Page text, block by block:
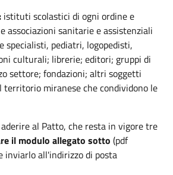
istituti scolastici di ogni ordine e
associazioni sanitarie e assistenziali
specialisti, pediatri, logopedisti,
culturali; librerie; editori; gruppi di
settore; fondazioni; altri soggetti
territorio miranese che condividono le
al Patto, che resta in vigore tre
il modulo allegato sotto (pdf
inviarlo all'indirizzo di posta